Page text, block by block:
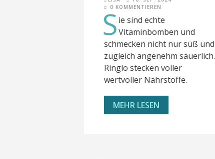
0 KOMMENTIEREN
S ie sind echte
Vitaminbomben und
schmecken nicht nur süß und
zugleich angenehm säuerlich.
Ringlo stecken voller
wertvoller Nährstoffe.
MEHR LESEN